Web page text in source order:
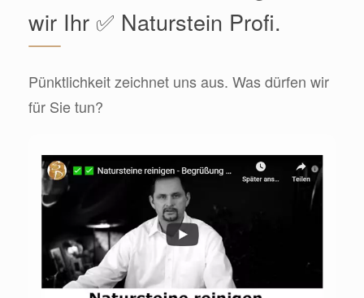
wir Ihr ✅ Naturstein Profi.
Pünktlichkeit zeichnet uns aus. Was dürfen wir
für Sie tun?